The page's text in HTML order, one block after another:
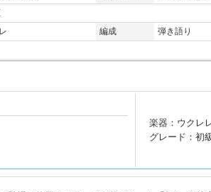
編成
弾き語り
楽器：ウクレ
グレード：初